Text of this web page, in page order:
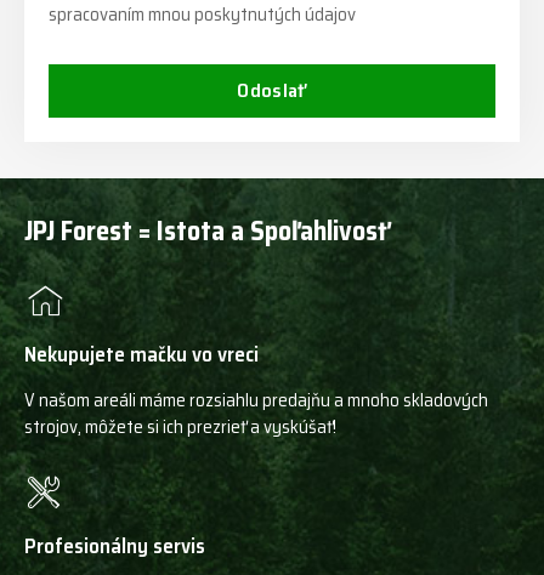
spracovaním mnou poskytnutých údajov
Odoslať
JPJ Forest = Istota a Spoľahlivosť
Nekupujete mačku vo vreci
V našom areáli máme rozsiahlu predajňu a mnoho skladových
strojov, môžete si ich prezrieť a vyskúšať!
Profesionálny servis